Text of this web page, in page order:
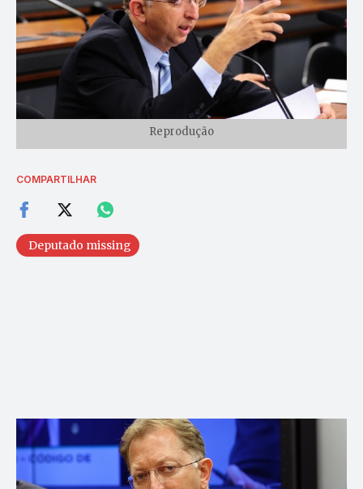
Reprodução
COMPARTILHAR
Deputado missing